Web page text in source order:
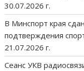
30.07.2026 г.
В Минспорт края
подтверждения
21.07.2026 г.
Сеанс УКВ